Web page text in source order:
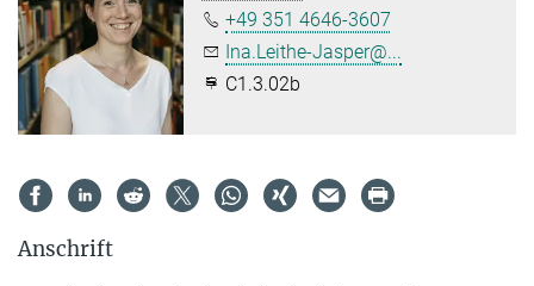
+49 351 4646-3607
Ina.Leithe-Jasper@...
C1.3.02b
Anschrift